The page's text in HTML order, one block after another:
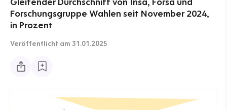
Forschungsgruppe Wahlen seit November 2024,
in Prozent
Veröffentlicht am 31.01.2025